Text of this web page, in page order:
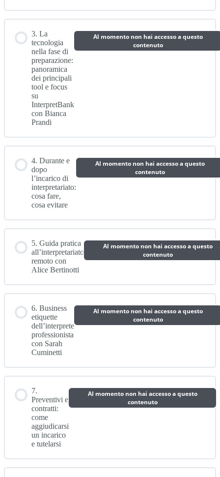
3. La
tecnologia
nella fase di
preparazione:
panoramica
dei principali
tool e focus
su
InterpretBank
con Bianca
Prandi
Al momento non hai accesso a questo
contenuto
4. Durante e
dopo
l’incarico di
interpretariato:
cosa fare,
cosa evitare
Al momento non hai accesso a questo
contenuto
5. Guida pratica
all’interpretariato
remoto con
Alice Bertinotti
Al momento non hai accesso a questo
contenuto
6. Business
etiquette
dell’interprete
professionista
con Sarah
Cuminetti
Al momento non hai accesso a questo
contenuto
7.
Preventivi e
contratti:
come
aggiudicarsi
un incarico
e tutelarsi
Al momento non hai accesso a questo
contenuto